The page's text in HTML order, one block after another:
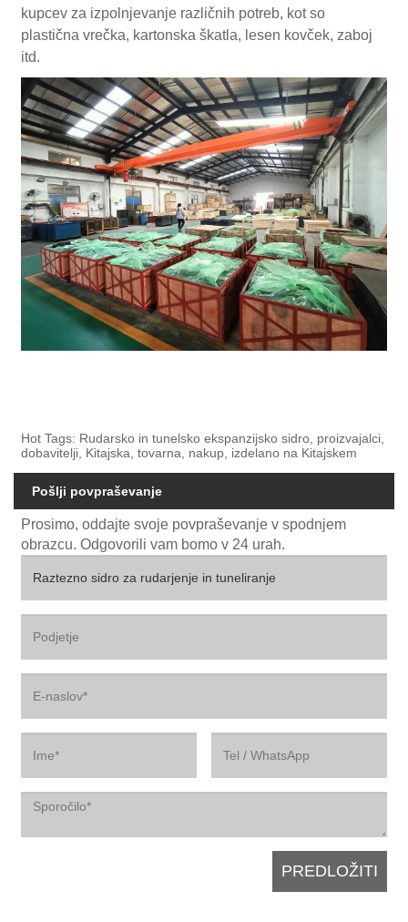
kupcev za izpolnjevanje različnih potreb, kot so
plastična vrečka, kartonska škatla, lesen kovček, zaboj
itd.
Hot Tags: Rudarsko in tunelsko ekspanzijsko sidro, proizvajalci,
dobavitelji, Kitajska, tovarna, nakup, izdelano na Kitajskem
Pošlji povpraševanje
Prosimo, oddajte svoje povpraševanje v spodnjem
obrazcu. Odgovorili vam bomo v 24 urah.